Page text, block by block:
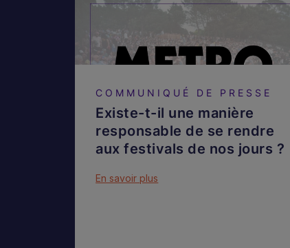
COMMUNIQUÉ DE PRESSE
Existe-t-il une manière
responsable de se rendre
aux festivals de nos jours ?
En savoir plus